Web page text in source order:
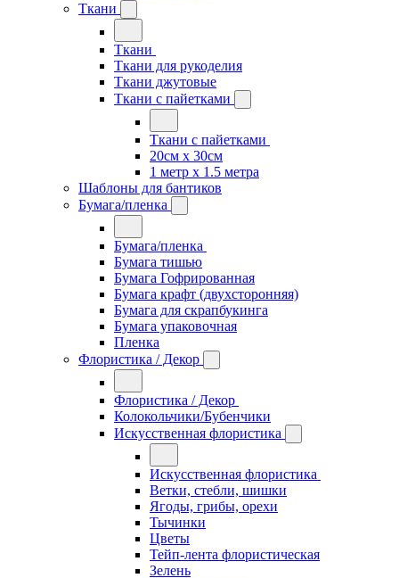
Ткани
Ткани
Ткани для рукоделия
Ткани джутовые
Ткани с пайетками
Ткани с пайетками
20см х 30см
1 метр х 1.5 метра
Шаблоны для бантиков
Бумага/пленка
Бумага/пленка
Бумага тишью
Бумага Гофрированная
Бумага крафт (двухсторонняя)
Бумага для скрапбукинга
Бумага упаковочная
Пленка
Флористика / Декор
Флористика / Декор
Колокольчики/Бубенчики
Искусственная флористика
Искусственная флористика
Ветки, стебли, шишки
Ягоды, грибы, орехи
Тычинки
Цветы
Тейп-лента флористическая
Зелень